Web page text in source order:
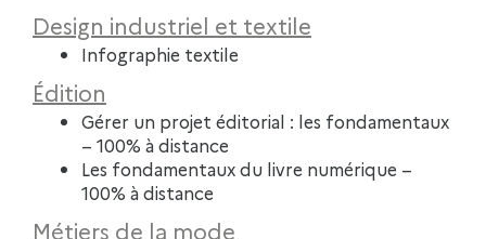
Design industriel et textile
Infographie textile
Édition
Gérer un projet éditorial : les fondamentaux
– 100% à distance
Les fondamentaux du livre numérique –
100% à distance
Métiers de la mode